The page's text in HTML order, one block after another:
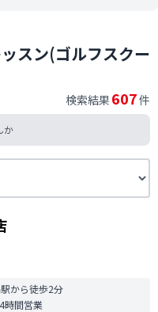
スン(ゴルフスクー
検索結果 607件
か
から徒歩2分
時間営業